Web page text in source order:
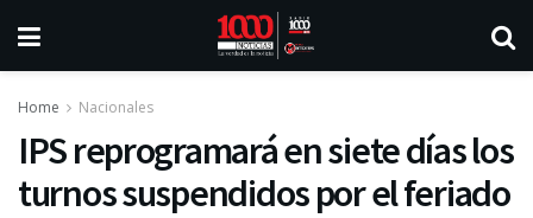
Home Nacionales
IPS reprogramará en siete días los
turnos suspendidos por el feriado